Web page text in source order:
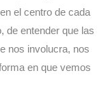
el centro de cada
de entender que las
nos involucra, nos
en que vemos